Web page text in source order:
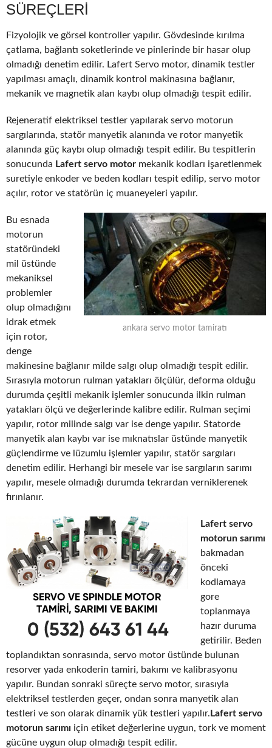
SÜREÇLERI
Fizyolojik ve görsel kontroller yapılır. Gövdesinde kırılma
çatlama, bağlantı soketlerinde ve pinlerinde bir hasar olup
olmadığı denetim edilir. Lafert Servo motor, dinamik testler
yapılması amaçlı, dinamik kontrol makinasına bağlanır,
mekanik ve magnetik alan kaybı olup olmadığı tespit edilir.
Rejeneratif elektriksel testler yapılarak servo motorun
sargılarında, statör manyetik alanında ve rotor manyetik
alanında güç kaybı olup olmadığı tespit edilir. Bu tespitlerin
sonucunda Lafert servo motor mekanik kodları işaretlenmek
suretiyle enkoder ve beden kodları tespit edilip, servo motor
açılır, rotor ve statörün iç muaneyeleri yapılır.
ankara servo motor tamiratı
Bu esnada
motorun
statöründeki
mil üstünde
mekaniksel
problemler
olup olmadığını
idrak etmek
için rotor,
denge
makinesine bağlanır milde salgı olup olmadığı tespit edilir.
Sırasıyla motorun rulman yatakları ölçülür, deforma olduğu
durumda çeşitli mekanik işlemler sonucunda ilkin rulman
yatakları ölçü ve değerlerinde kalibre edilir. Rulman seçimi
yapılır, rotor milinde salgı var ise denge yapılır. Statorde
manyetik alan kaybı var ise mıknatıslar üstünde manyetik
güçlendirme ve lüzumlu işlemler yapılır, statör sargıları
denetim edilir. Herhangi bir mesele var ise sargıların sarımı
yapılır, mesele olmadığı durumda tekrardan verniklerenek
fırınlanır.
Lafert servo
motorun sarımı
bakmadan
önceki
kodlamaya
gore
toplanmaya
hazır duruma
getirilir. Beden
toplandıktan sonrasında, servo motor üstünde bulunan
resorver yada enkoderin tamiri, bakımı ve kalibrasyonu
yapılır. Bundan sonraki süreçte servo motor, sırasıyla
elektriksel testlerden geçer, ondan sonra manyetik alan
testleri ve son olarak dinamik yük testleri yapılır.Lafert servo
motorun sarımı için etiket değerlerine uygun, tork ve moment
gücüne uygun olup olmadığı tespit edilir.